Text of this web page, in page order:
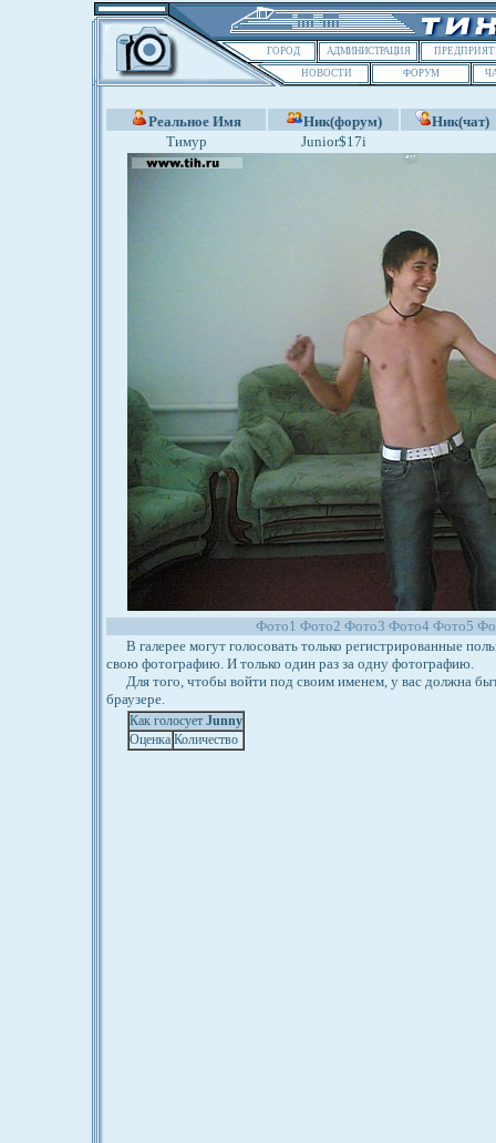
ГОРОД АДМИНИСТРАЦИЯ
НОВОСТИ
ФОРУМ
Реальное Имя Ник(форум)
Ник(чат)
Тимур
Junior$17i
Фото1 Фото2 Фото3 Фото4 Фото5
В галерее могут голосовать только регистрированные
свою фотографию. И только один раз за одну фотографию.
Для того, чтобы войти под своим именем, у вас должна
браузере.
Как голосует Junny
Оценка Количество